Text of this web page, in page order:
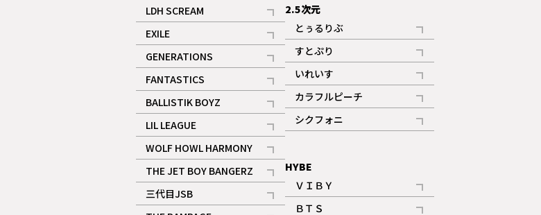
LDH SCREAM
記事
EXILE
記事
GENERATIONS
記事
FANTASTICS
記事
BALLISTIK BOYZ
記事
LIL LEAGUE
記事
WOLF HOWL HARMONY
記事
THE JET BOY BANGERZ
記事
三代目JSB
記事
2.5次元
とぅるりぶ
記事
すとぷり
記事
ギャラリー
いれいす
記事
ギャラリー
カラフルピーチ
記事
シクフォニ
記事
HYBE
ＶＩＢＹ
記事
ＢＴＳ